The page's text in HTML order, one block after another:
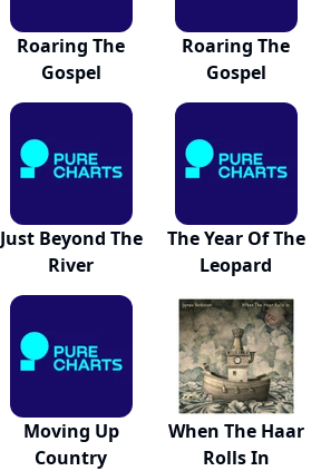
Roaring The
Gospel
Roaring The
Gospel
Just Beyond The
River
The Year Of The
Leopard
Moving Up
Country
When The Haar
Rolls In